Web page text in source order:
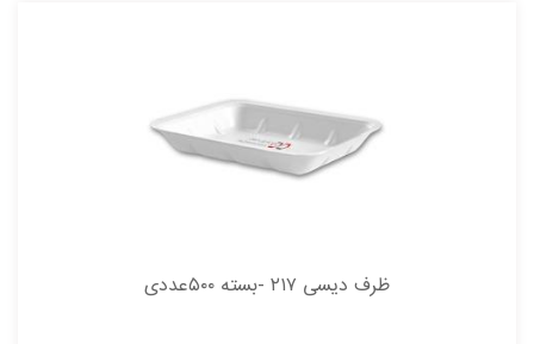
ظرف دیسی ۲۱۷ -بسته ۵۰۰عددی